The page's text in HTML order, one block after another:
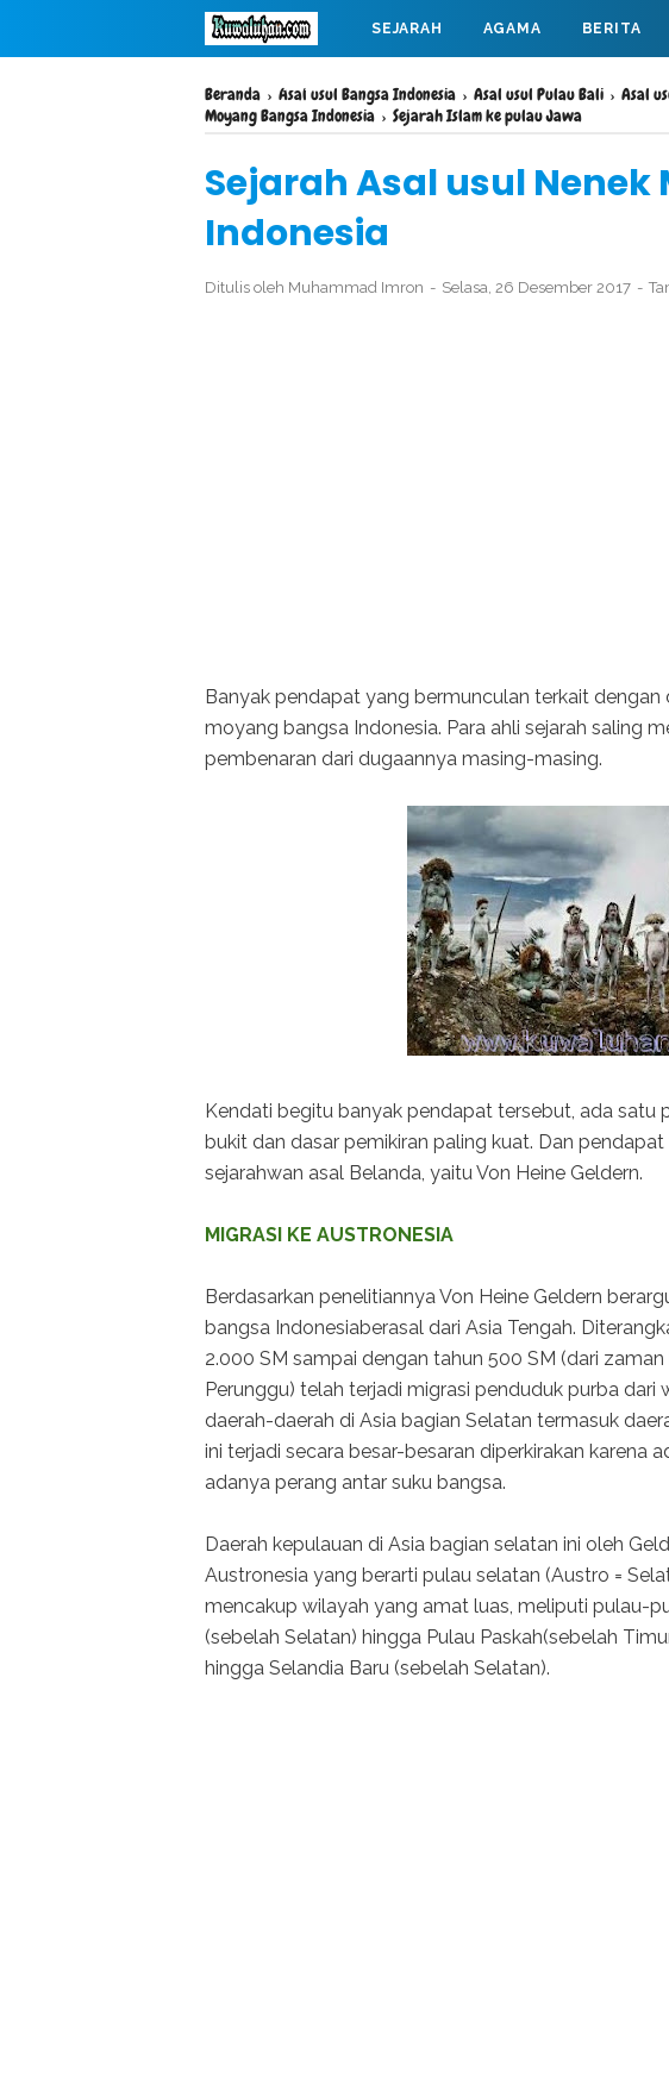
SEJARAH AGAMA BERITA
MAHABARATA
Beranda › Asal usul Bangsa Indonesia › Asal usul Pulau Bali › Asal
Moyang Bangsa Indonesia › Sejarah Islam ke pulau Jawa
Sejarah Asal usul
Indonesia
Ditulis oleh Muhammad Imron Selasa, 26 Desember 2017
Banyak pendapat yang bermunculan terkait dengan
moyang bangsa Indonesia. Para ahli sejarah saling
pembenaran dari dugaannya masing-masing.
Kendati begitu banyak pendapat tersebut, ada satu
bukit dan dasar pemikiran paling kuat. Dan
sejarahwan asal Belanda, yaitu Von Heine Geldern.
MIGRASI KE AUSTRONESIA
Berdasarkan penelitiannya Von Heine Geldern
bangsa Indonesiaberasal dari Asia Tengah.
2.000 SM sampai dengan tahun 500 SM (dari
Perunggu) telah terjadi migrasi penduduk purba dari
daerah-daerah di Asia bagian Selatan termasuk
ini terjadi secara besar-besaran diperkirakan karena
adanya perang antar suku bangsa.
Daerah kepulauan di Asia bagian selatan ini oleh
Austronesia yang berarti pulau selatan (Austro =
mencakup wilayah yang amat luas, meliputi pulau-
(sebelah Selatan) hingga Pulau Paskah(sebelah
hingga Selandia Baru (sebelah Selatan).